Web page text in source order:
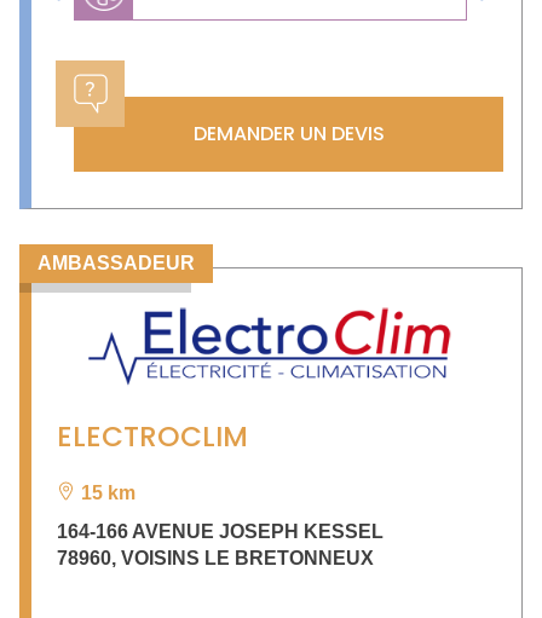
DEMANDER UN DEVIS
AMBASSADEUR
ELECTROCLIM
15 km
164-166 AVENUE JOSEPH KESSEL
78960, VOISINS LE BRETONNEUX